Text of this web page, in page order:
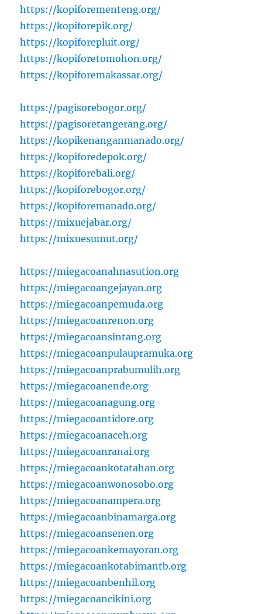
https://kopiforementeng.org/
https://kopiforepik.org/
https://kopiforepluit.org/
https://kopiforetomohon.org/
https://kopiforemakassar.org/
https://pagisorebogor.org/
https://pagisoretangerang.org/
https://kopikenanganmanado.org/
https://kopiforedepok.org/
https://kopiforebali.org/
https://kopiforebogor.org/
https://kopiforemanado.org/
https://mixuejabar.org/
https://mixuesumut.org/
https://miegacoanahnasution.org
https://miegacoangejayan.org
https://miegacoanpemuda.org
https://miegacoanrenon.org
https://miegacoansintang.org
https://miegacoanpulaupramuka.org
https://miegacoanprabumulih.org
https://miegacoanende.org
https://miegacoanagung.org
https://miegacoantidore.org
https://miegacoanaceh.org
https://miegacoanranai.org
https://miegacoankotatahan.org
https://miegacoanwonosobo.org
https://miegacoanampera.org
https://miegacoanbinamarga.org
https://miegacoansenen.org
https://miegacoankemayoran.org
https://miegacoankotabimantb.org
https://miegacoanbenhil.org
https://miegacoancikini.org